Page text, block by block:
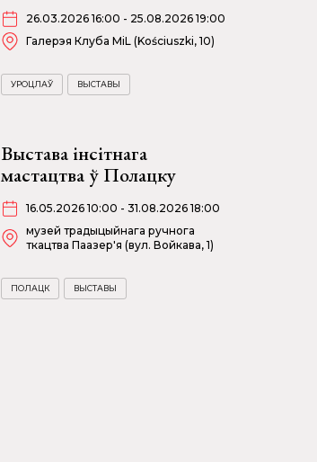
26.03.2026 16:00 - 25.08.2026 19:00
Галерэя Клуба MiL (Kościuszki, 10)
УРОЦЛАЎ ВЫСТАВЫ
Выстава інсітнага
мастацтва ў Полацку
16.05.2026 10:00 - 31.08.2026 18:00
музей традыцыйнага ручнога
ткацтва Паазер'я (вул. Войкава, 1)
ПОЛАЦК ВЫСТАВЫ